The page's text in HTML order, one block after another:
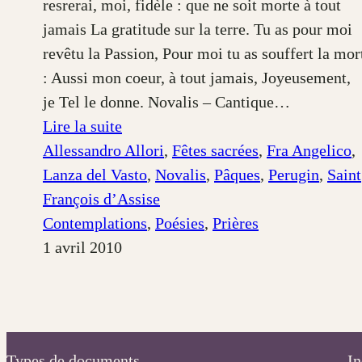
resrerai, moi, fidèle : que ne soit morte à tout
jamais La gratitude sur la terre. Tu as pour moi
revêtu la Passion, Pour moi tu as souffert la
: Aussi mon coeur, à tout jamais, Joyeusement,
je Tel le donne. Novalis – Cantique…
Lire la suite:
La
mise
au
tombeau
Allessandro Allori, Fêtes sacrées, Fra Angelico
Lanza del Vasto, Novalis, Pâques, Perugin, Saint
François d’Assise
Contemplations, Poésies, Prières
1 avril 2010